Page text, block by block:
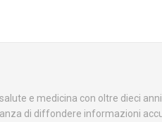
e medicina con oltre dieci
di diffondere informazioni